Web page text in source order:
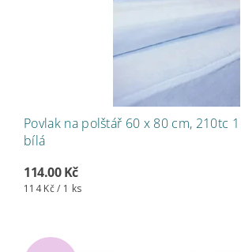
Povlak na polštář 60 x 80 cm, 210tc
bílá
114.00 Kč
114 Kč / 1 ks